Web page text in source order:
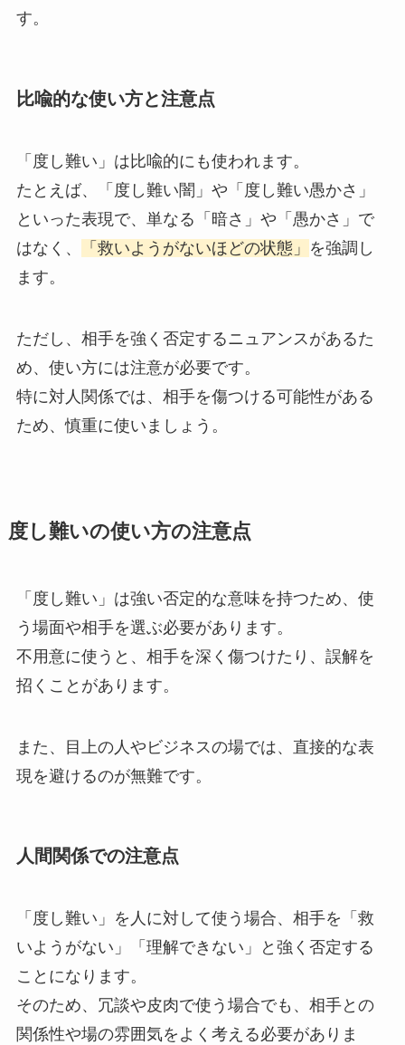
す。
比喩的な使い方と注意点
「度し難い」は比喩的にも使われます。
たとえば、「度し難い闇」や「度し難い愚かさ」
といった表現で、単なる「暗さ」や「愚かさ」で
はなく、
「救いようがないほどの状態」 を強調し
ます。
ただし、相手を強く否定するニュアンスがあるた
め、使い方には注意が必要です。
特に対人関係では、相手を傷つける可能性がある
ため、慎重に使いましょう。
度し難いの使い方の注意点
「度し難い」は強い否定的な意味を持つため、使
う場面や相手を選ぶ必要があります。
不用意に使うと、相手を深く傷つけたり、誤解を
招くことがあります。
また、目上の人やビジネスの場では、直接的な表
現を避けるのが無難です。
人間関係での注意点
「度し難い」を人に対して使う場合、相手を「救
いようがない」「理解できない」と強く否定する
ことになります。
そのため、冗談や皮肉で使う場合でも、相手との
関係性や場の雰囲気をよく考える必要がありま